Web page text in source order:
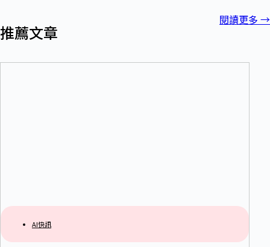
推薦文章
閱讀更多 →
AI快訊